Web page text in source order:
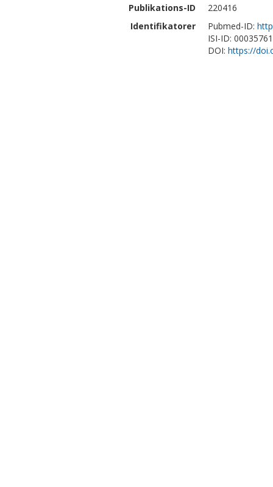
Publikations-ID
220416
Identifikatorer
Pubmed-ID:
ISI-ID:
DOI: https://